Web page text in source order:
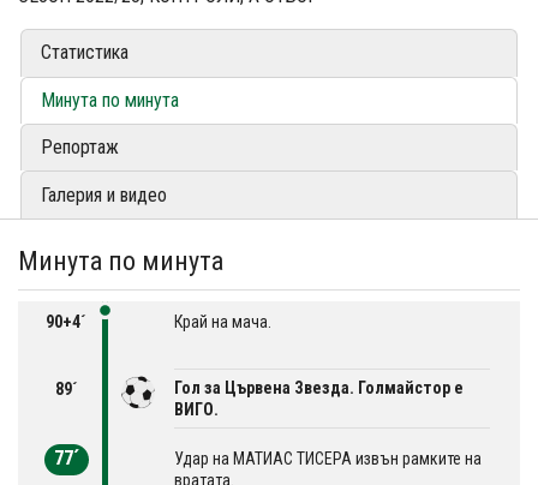
Статистика
Минута по минута
Репортаж
Галерия и видео
Минута по минута
90+4´ Край на мача.
89´
Гол за Цървена Звезда. Голмайстор е
ВИГО.
77´
Удар на МАТИАС ТИСЕРА извън рамките на
вратата.